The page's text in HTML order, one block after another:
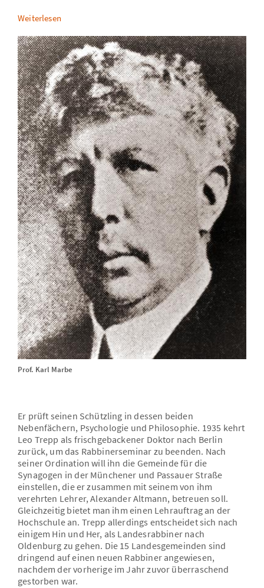
Weiterlesen
Prof. Karl Marbe
Er prüft seinen Schützling in dessen beiden
Nebenfächern, Psychologie und Philosophie. 1935 kehrt
Leo Trepp als frischgebackener Doktor nach Berlin
zurück, um das Rabbinerseminar zu beenden. Nach
seiner Ordination will ihn die Gemeinde für die
Synagogen in der Münchener und Passauer Straße
einstellen, die er zusammen mit seinem von ihm
verehrten Lehrer, Alexander Altmann, betreuen soll.
Gleichzeitig bietet man ihm einen Lehrauftrag an der
Hochschule an. Trepp allerdings entscheidet sich nach
einigem Hin und Her, als Landesrabbiner nach
Oldenburg zu gehen. Die 15 Landesgemeinden sind
dringend auf einen neuen Rabbiner angewiesen,
nachdem der vorherige im Jahr zuvor überraschend
gestorben war.